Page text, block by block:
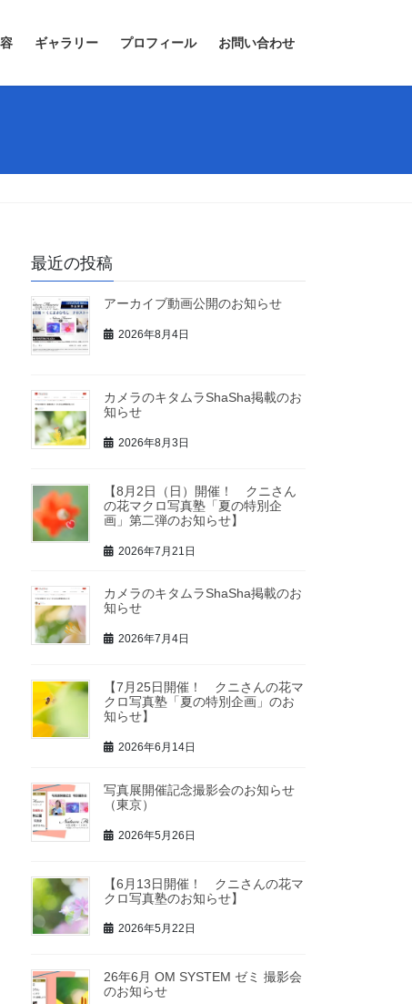
ギャラリー プロフィール お問い合わせ
最近の投稿
アーカイブ動画公開のお知らせ
2026年8月4日
カメラのキタムラShaSha掲載のお
知らせ
2026年8月3日
【8月2日（日）開催！ クニさん
の花マクロ写真塾「夏の特別企
画」第二弾のお知らせ】
2026年7月21日
カメラのキタムラShaSha掲載のお
知らせ
2026年7月4日
【7月25日開催！ クニさんの花マ
クロ写真塾「夏の特別企画」のお
知らせ】
2026年6月14日
写真展開催記念撮影会のお知らせ
（東京）
2026年5月26日
【6月13日開催！ クニさんの花マ
クロ写真塾のお知らせ】
2026年5月22日
26年6月 OM SYSTEM ゼミ 撮影会
のお知らせ